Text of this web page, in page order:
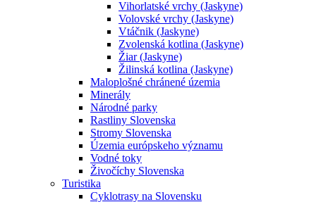
Vihorlatské vrchy (Jaskyne)
Volovské vrchy (Jaskyne)
Vtáčnik (Jaskyne)
Zvolenská kotlina (Jaskyne)
Žiar (Jaskyne)
Žilinská kotlina (Jaskyne)
Maloplošné chránené územia
Minerály
Národné parky
Rastliny Slovenska
Stromy Slovenska
Územia európskeho významu
Vodné toky
Živočíchy Slovenska
Turistika
Cyklotrasy na Slovensku